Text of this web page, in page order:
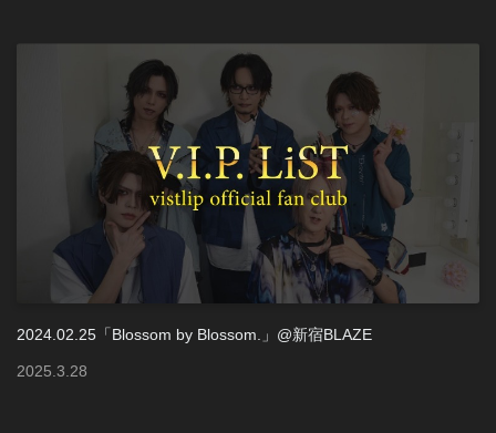
2024.02.25「Blossom by Blossom.」@新宿BLAZE
2025.3.28